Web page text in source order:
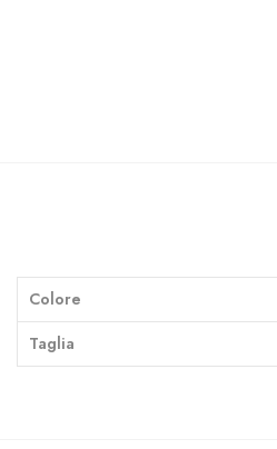
Colore
Taglia